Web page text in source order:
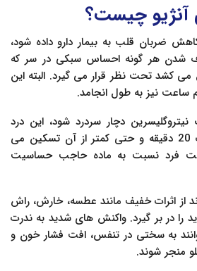
چیست؟
ضربان قلب به بیمار دارو داده شود،
شدن هر گونه احساس سبکی در سر که
کشد تحت نظر قرار می گیرد. البته این
ساعت نیز به طول انجامد.
دچار سردرد شود، این درد
نسبتا سریع و ظرف مدت 20 دقیقه و حتی کمتر از آن تسکین می
فرد نسبت به ماده حاجب حساسیت
از اثرات خفیف مانند عطسه، خارش، راش
را در بر گیرد. واکنش های شدید به ندرت
به سختی در تنفس، افت فشار خون و
منجر شوند.